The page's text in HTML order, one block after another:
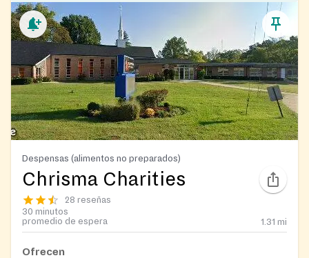
Despensas (alimentos no preparados)
Chrisma Charities
28 reseñas
30 minutos
promedio de espera
1.31 mi
Ofrecen